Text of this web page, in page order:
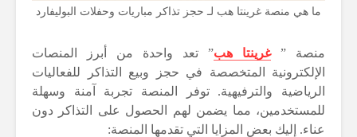
ما هي منصة غرينتا هب لـ حجز تذاكر مباريات وحفلات البوليفارد
منصة ”غرينتا هب” تعد واحدة من أبرز المنصات
الإلكترونية المتخصصة في حجز وبيع التذاكر للفعاليات
الرياضية والترفيهية. توفر المنصة تجربة آمنة وسهلة
للمستخدمين، مما يضمن لهم الحصول على التذاكر دون
عناء. إليك بعض المزايا التي تقدمها المنصة: